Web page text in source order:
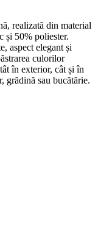
realizată din material
și 50% poliester.
aspect elegant și
culorilor
în exterior, cât și în
grădină sau bucătărie.